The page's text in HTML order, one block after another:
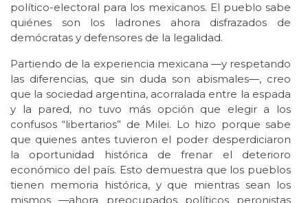
político-electoral para los mexicanos. El pueblo sabe
quiénes son los ladrones ahora disfrazados de
demócratas y defensores de la legalidad.
Partiendo de la experiencia mexicana —y respetando
las diferencias, que sin duda son abismales—, creo
que la sociedad argentina, acorralada entre la espada
y la pared, no tuvo más opción que elegir a los
confusos “libertarios” de Milei. Lo hizo porque sabe
que quienes antes tuvieron el poder desperdiciaron
la oportunidad histórica de frenar el deterioro
económico del país. Esto demuestra que los pueblos
tienen memoria histórica, y que mientras sean los
mismos —ahora preocupados políticos peronistas